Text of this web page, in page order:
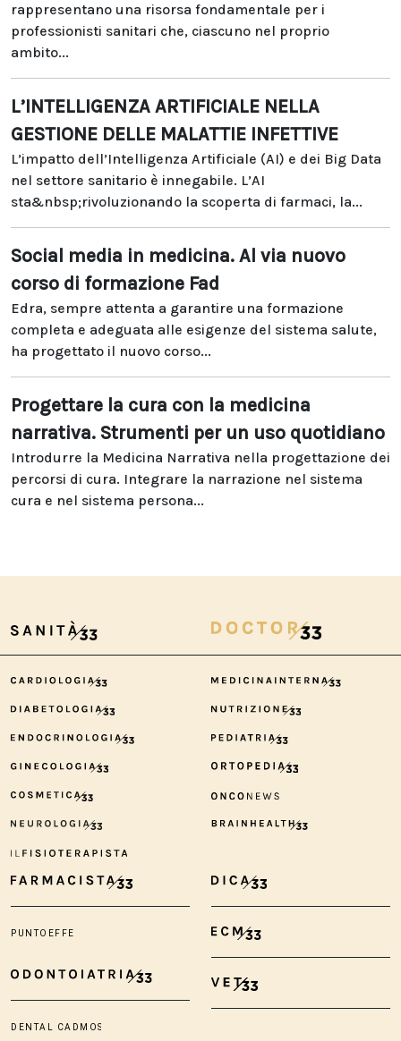
rappresentano una risorsa fondamentale per i
professionisti sanitari che, ciascuno nel proprio
ambito...
L’INTELLIGENZA ARTIFICIALE NELLA
GESTIONE DELLE MALATTIE INFETTIVE
L’impatto dell’Intelligenza Artificiale (AI) e dei Big Data
nel settore sanitario è innegabile. L’AI
sta&nbsp;rivoluzionando la scoperta di farmaci, la...
Social media in medicina. Al via nuovo
corso di formazione Fad
Edra, sempre attenta a garantire una formazione
completa e adeguata alle esigenze del sistema salute,
ha progettato il nuovo corso...
Progettare la cura con la medicina
narrativa. Strumenti per un uso quotidiano
Introdurre la Medicina Narrativa nella progettazione dei
percorsi di cura. Integrare la narrazione nel sistema
cura e nel sistema persona...